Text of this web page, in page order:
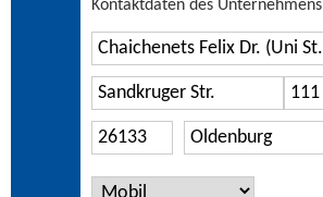
Kontaktdaten des Unternehmens